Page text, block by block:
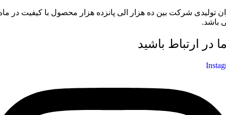
تولیدی شرکت بین ده هزار الی پانزده هزار محصول با کیفیت در
باشد.
در ارتباط باشید